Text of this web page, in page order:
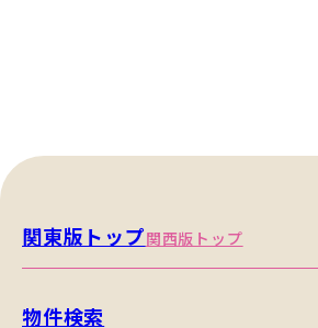
関東版トップ関西版トップ
物件検索